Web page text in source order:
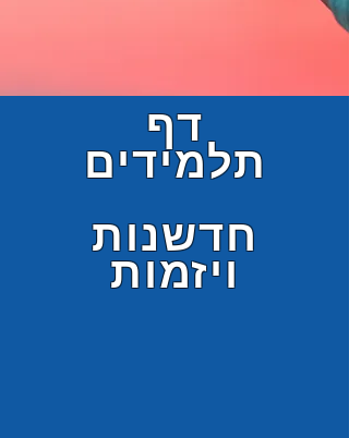
דף
תלמידים
חדשנות
ויזמות